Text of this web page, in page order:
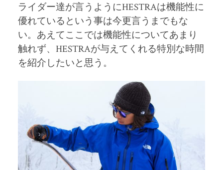
ライダー達が言うようにHESTRAは機能性に
優れているという事は今更言うまでもな
い。あえてここでは機能性についてあまり
触れず、 HESTRAが与えてくれる特別な時間
を紹介したいと思う。